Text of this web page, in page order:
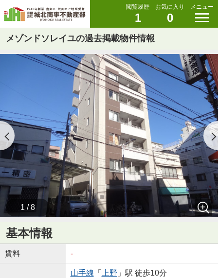
閲覧履歴
1
お気に入り
0
メニュー
メゾンドソレイユの過去掲載物件情報
1 / 8
基本情報
賃料 -
山手線 「 上野 」駅 徒歩10分